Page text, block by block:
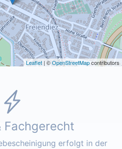
Leaflet | ©OpenStreetMapcontributors
Fachgerecht
erfolgt in der